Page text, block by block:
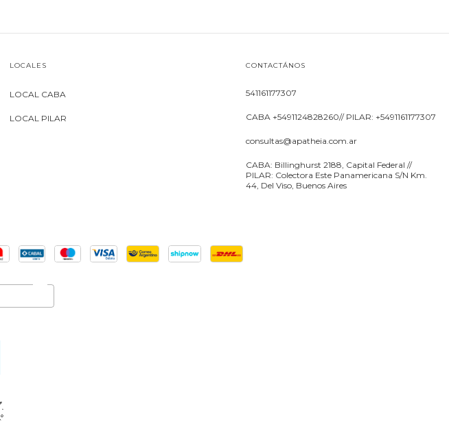
LOCALES
LOCAL CABA
LOCAL PILAR
CONTACTÁNOS
541161177307
CABA +5491124828260// PILAR: +5491161177307
consultas@apatheia.com.ar
CABA: Billinghurst 2188, Capital Federal //
PILAR: Colectora Este Panamericana S/N Km.
44, Del Viso, Buenos Aires